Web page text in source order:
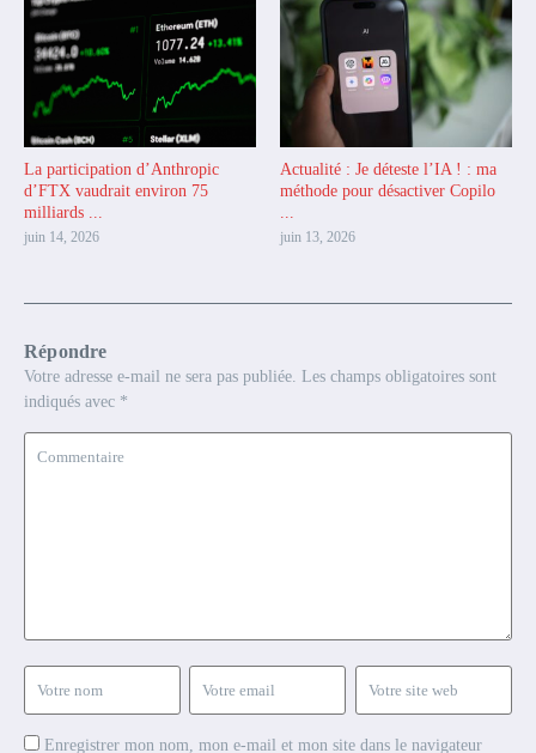
La participation d’Anthropic
d’FTX vaudrait environ 75
milliards ...
juin 14, 2026
Actualité : Je déteste l’IA ! : ma
méthode pour désactiver Copilo
...
juin 13, 2026
Répondre
Votre adresse e-mail ne sera pas publiée. Les champs obligatoires sont
indiqués avec *
Enregistrer mon nom, mon e-mail et mon site dans le navigateur